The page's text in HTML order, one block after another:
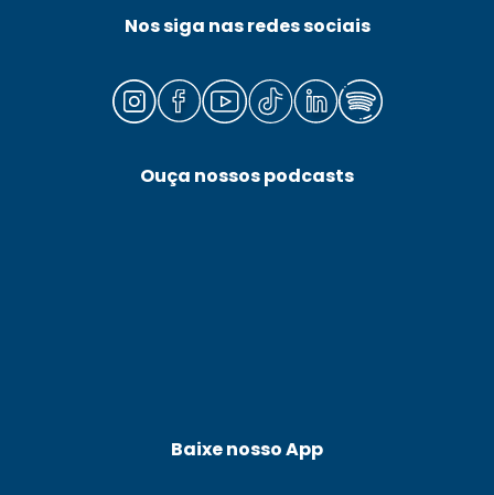
Nos siga nas redes sociais
Ouça nossos podcasts
Baixe nosso App